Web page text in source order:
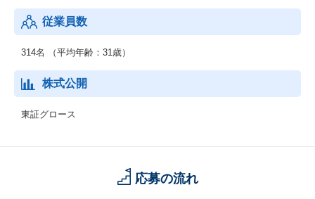
【組織】
24時間対応／多言語対応を可能とする、世界7拠点600人以上の組
織
従業員数
314名 （平均年齢：31歳）
株式公開
東証グロース
応募の流れ